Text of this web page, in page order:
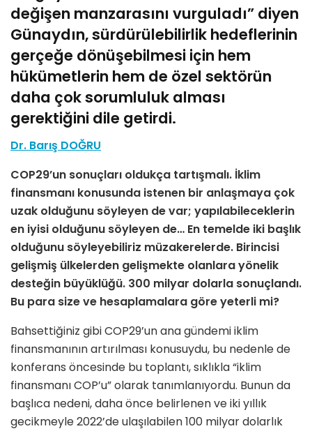
değişen manzarasını vurguladı” diyen
Günaydın, sürdürülebilirlik hedeflerinin
gerçeğe dönüşebilmesi için hem
hükümetlerin hem de özel sektörün
daha çok sorumluluk alması
gerektiğini dile getirdi.
Dr. Barış DOĞRU
COP29’un sonuçları oldukça tartışmalı. İklim
finansmanı konusunda istenen bir anlaşmaya çok
uzak olduğunu söyleyen de var; yapılabileceklerin
en iyisi olduğunu söyleyen de… En temelde iki başlık
olduğunu söyleyebiliriz müzakerelerde. Birincisi
gelişmiş ülkelerden gelişmekte olanlara yönelik
desteğin büyüklüğü. 300 milyar dolarla sonuçlandı.
Bu para size ve hesaplamalara göre yeterli mi?
Bahsettiğiniz gibi COP29’un ana gündemi iklim
finansmanının artırılması konusuydu, bu nedenle de
konferans öncesinde bu toplantı, sıklıkla “iklim
finansmanı COP’u” olarak tanımlanıyordu. Bunun da
başlıca nedeni, daha önce belirlenen ve iki yıllık
gecikmeyle 2022’de ulaşılabilen 100 milyar dolarlık